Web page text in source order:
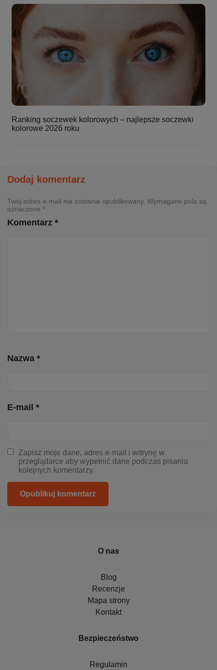
Ranking soczewek kolorowych – najlepsze soczewki
kolorowe 2026 roku
Dodaj komentarz
Twój adres e-mail nie zostanie opublikowany. Wymagane pola są
oznaczone *
Komentarz *
Nazwa *
E-mail *
Zapisz moje dane, adres e-mail i witrynę w
przeglądarce aby wypełnić dane podczas pisania
kolejnych komentarzy.
Opublikuj komentarz
O nas
Blog
Recenzje
Mapa strony
Kontakt
Bezpieczeństwo
Regulamin